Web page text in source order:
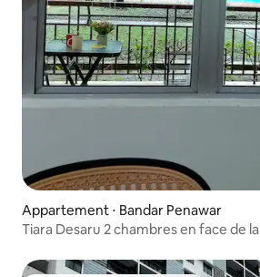
Appartement ⋅ Bandar Penawar
Tiara Desaru 2 chambres en face de